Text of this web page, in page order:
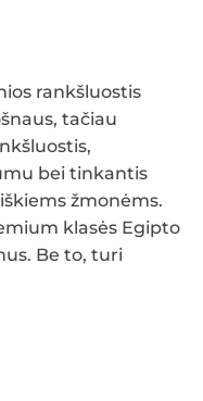
rankšluostis
tačiau
bei tinkantis
žmonėms.
klasės Egipto
Be to, turi